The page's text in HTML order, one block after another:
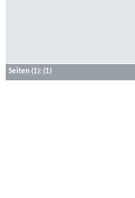
Seiten(1): (1)